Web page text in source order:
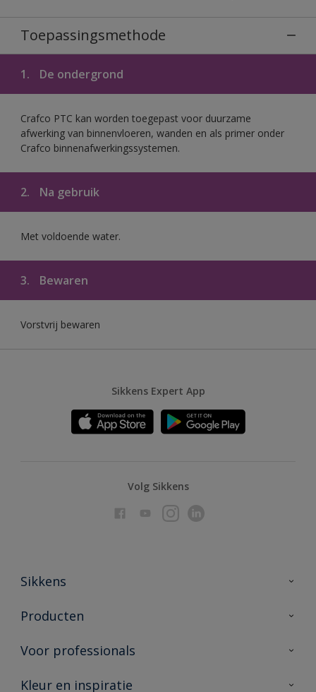
Toepassingsmethode
1. De ondergrond
Crafco PTC kan worden toegepast voor duurzame
afwerking van binnenvloeren, wanden en als primer onder
Crafco binnenafwerkingssystemen.
2. Na gebruik
Met voldoende water.
3. Bewaren
Vorstvrij bewaren
Sikkens Expert App
Volg Sikkens
Sikkens
Over Sikkens
Duurzaamheid
Producten
Producten voor binnen
Vind je verkooppunt
Voor professionals
Advies & service
Kleur en inspiratie